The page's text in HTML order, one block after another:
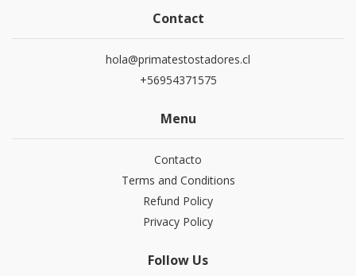
Contact
hola@primatestostadores.cl
+56954371575
Menu
Contacto
Terms and Conditions
Refund Policy
Privacy Policy
Follow Us